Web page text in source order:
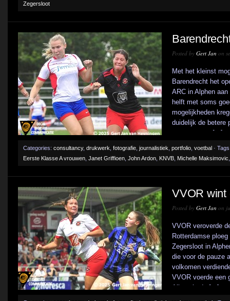
Zegersloot
Posted by Gert Jan on
Met het kleinst
Barendrecht het
ARC in Alphen
helft met soms
mogelijkheden
duidelijk de betere
openen maar [...]
Categories: consultancy, drukwerk fotografie journalistiek portfolio voetbal ·
Eerste Klasse A vrouwen Janet Griffioen John Ardon KNVB Michelle Maksimovic
VVOR wint
Posted by Gert Jan on
VVOR veroverde
Rotterdamse
Zegersloot in
die voor de pauze
volkomen
VVOR voerde een
Alleen in de [...]